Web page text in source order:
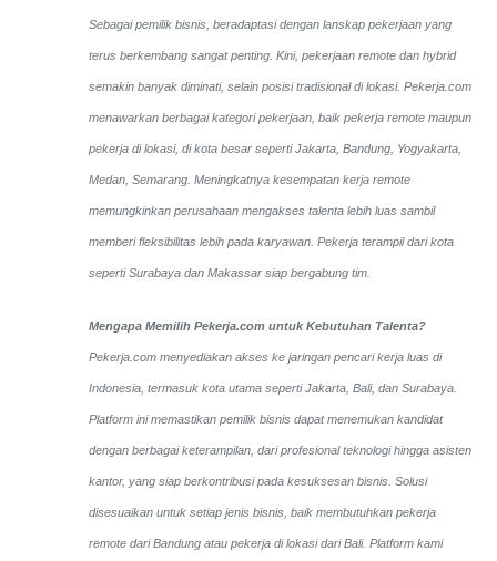
Sebagai pemilik bisnis, beradaptasi dengan lanskap pekerjaan yang
terus berkembang sangat penting. Kini, pekerjaan remote dan hybrid
semakin banyak diminati, selain posisi tradisional di lokasi. Pekerja.com
menawarkan berbagai kategori pekerjaan, baik pekerja remote maupun
pekerja di lokasi, di kota besar seperti Jakarta, Bandung, Yogyakarta,
Medan, Semarang. Meningkatnya kesempatan kerja remote
memungkinkan perusahaan mengakses talenta lebih luas sambil
memberi fleksibilitas lebih pada karyawan. Pekerja terampil dari kota
seperti Surabaya dan Makassar siap bergabung tim.
Mengapa Memilih Pekerja.com untuk Kebutuhan Talenta?
Pekerja.com menyediakan akses ke jaringan pencari kerja luas di
Indonesia, termasuk kota utama seperti Jakarta, Bali, dan Surabaya.
Platform ini memastikan pemilik bisnis dapat menemukan kandidat
dengan berbagai keterampilan, dari profesional teknologi hingga asisten
kantor, yang siap berkontribusi pada kesuksesan bisnis. Solusi
disesuaikan untuk setiap jenis bisnis, baik membutuhkan pekerja
remote dari Bandung atau pekerja di lokasi dari Bali. Platform kami